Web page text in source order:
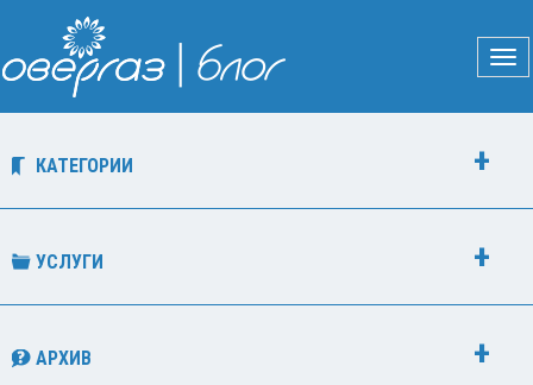
КАТЕГОРИИ
УСЛУГИ
АРХИВ